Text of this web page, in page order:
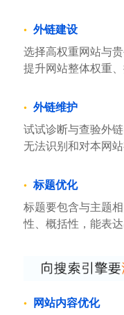
外链建设
选择高权重网站与
提升网站整体权重
外链维护
试试诊断与查验外
无法识别和对本网
标题优化
标题要包含与主题
性、概括性，能表达
网站内容优化